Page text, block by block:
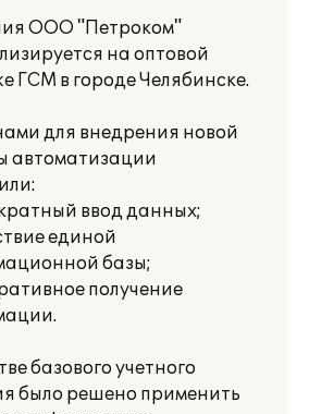
ООО "Петроком"
на оптовой
ГСМ в городе Челябинске.
для внедрения новой
автоматизации
ввод данных;
единой
базы;
получение
базового учетного
было решено применить